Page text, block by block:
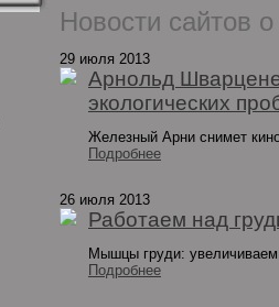
Новости сайтов
29 июля 2013
Арнольд
экологических
Железный Арни снимет
Подробнее
26 июля 2013
Работаем над
Мышцы груди:
Подробнее